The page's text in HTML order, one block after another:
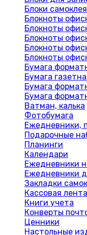
Блоки
Блокноты
Блокноты
Блокноты
Блокноты
Блокноты
Бумага
Бумага
Бумага
Бумага
Ватман, калька
Фотобумага
Ежедневники,
Подарочные
Планинги
Календари
Ежедневники
Ежедневники
Закладки
Кассовая
Книги учета
Конверты
Ценники
Настольные